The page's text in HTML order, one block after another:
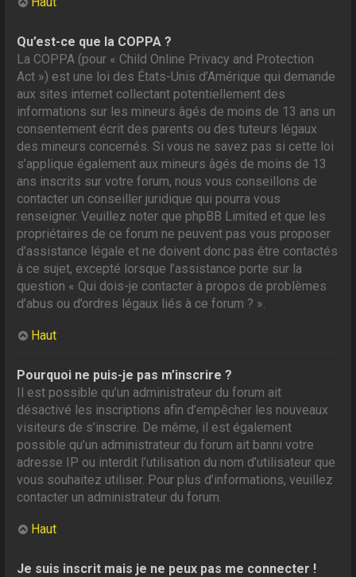
Qu’est-ce que la COPPA ?
La COPPA (pour « Child Online Privacy and Protection
Act ») est une loi des États-Unis d’Amérique qui demande
aux sites internet collectant potentiellement des
informations sur les mineurs âgés de moins de 13 ans un
consentement écrit des parents ou des tuteurs légaux
des mineurs concernés. Si vous ne savez pas si cette loi
s’applique également aux mineurs âgés de moins de 13
ans inscrits sur votre forum, nous vous conseillons de
contacter un conseiller juridique qui pourra vous
renseigner. Veuillez noter que phpBB Limited et que les
propriétaires de ce forum ne peuvent pas vous proposer
d’assistance légale et ne doivent donc pas être contactés
à ce sujet, excepté lorsque l’assistance porte sur la
question « Qui dois-je contacter à propos de problèmes
d’abus ou d’ordres légaux liés à ce forum ? ».
Haut
Pourquoi ne puis-je pas m’inscrire ?
Il est possible qu’un administrateur du forum ait
désactivé les inscriptions afin d’empêcher les nouveaux
visiteurs de s’inscrire. De même, il est également
possible qu’un administrateur du forum ait banni votre
adresse IP ou interdit l’utilisation du nom d’utilisateur que
vous souhaitez utiliser. Pour plus d’informations, veuillez
contacter un administrateur du forum.
Haut
Je suis inscrit mais je ne peux pas me connecter !